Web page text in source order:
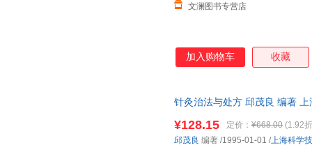
文澜图书专营店
加入购物车 收藏
针灸治法与处方 邱茂良 编著
¥128.15 定价： ¥668.00 (1.92
邱茂良 编著 /1995-01-01 /上海科学